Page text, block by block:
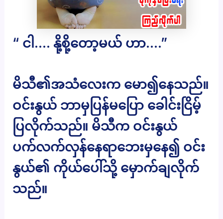
“ ငါ…. နို့စို့တော့မယ် ဟာ….”
မိသီ၏အသံလေးက မော၍နေသည်။
ဝင်းနွယ် ဘာမှပြန်မပြော ခေါင်းငြိမ့်
ပြလိုက်သည်။ မိသီက ဝင်းနွယ်
ပက်လက်လှန်နေရာဘေးမှနေ၍ ဝင်း
နွယ်၏ ကိုယ်ပေါ်သို့ မှောက်ချလိုက်
သည်။